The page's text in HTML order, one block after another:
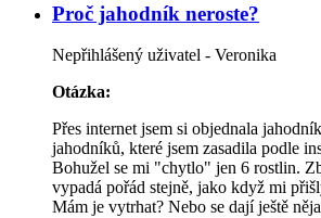
Proč jahodník neroste?
Nepřihlášený uživatel - Veronika
Otázka:
Přes internet jsem si objednala
jahodníků, které jsem zasadila podle
Bohužel se mi "chytlo" jen 6 rostlin.
vypadá pořád stejně, jako když mi
Mám je vytrhat? Nebo se dají ještě